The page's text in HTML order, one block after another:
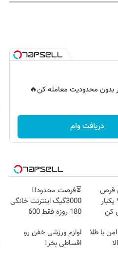
بدون محدودیت معامله کن🔥
دریافت وام
قرص
یکبار
کن
⏳فرصت محدود!!
3000گیگ اینترنت خانگی
180 روزه فقط 600
با طلا
لوازم ورزشی خفن رو
اقساطی بخر!